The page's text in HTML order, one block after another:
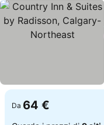
Da 64 €